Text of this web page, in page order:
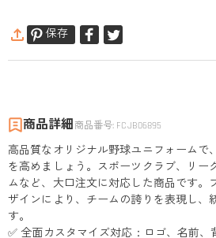
保存
商品詳細 商品番号: FCJB06895
高品質なオリジナル野球ユニフォームで
を高めましょう。スポーツクラブ、リー
ムなど、大口注文に対応した商品です。
ザインにより、チームの誇りを表現し、
す。
✅ 全面カスタマイズ対応：ロゴ、名前